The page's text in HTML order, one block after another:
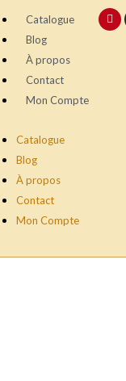
Catalogue
Blog
À propos
Contact
Mon Compte
Catalogue
Blog
À propos
Contact
Mon Compte